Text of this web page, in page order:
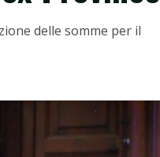
delle somme per il